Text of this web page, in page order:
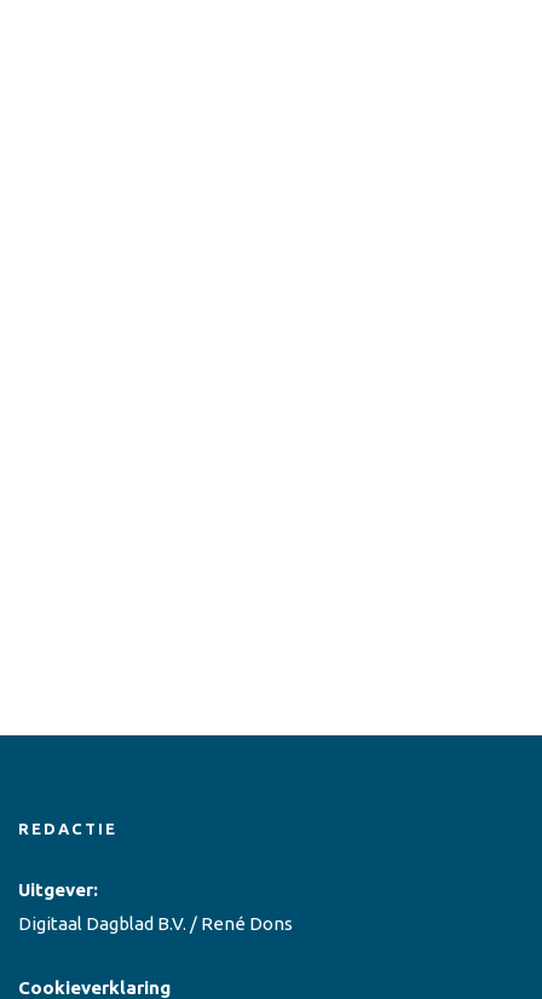
REDACTIE
Uitgever:
Digitaal Dagblad B.V. / René Dons
Cookieverklaring